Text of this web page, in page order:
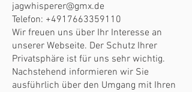
jagwhisperer@gmx.de
Telefon: +4917663359110
Wir freuen uns über Ihr Interesse an
unserer Webseite. Der Schutz Ihrer
Privatsphäre ist für uns sehr wichtig.
Nachstehend informieren wir Sie
ausführlich über den Umgang mit Ihren